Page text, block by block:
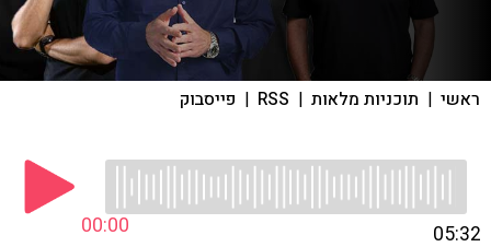
ראשי | תוכניות מלאות |
RSS
| פייסבוק
00:00 05:32